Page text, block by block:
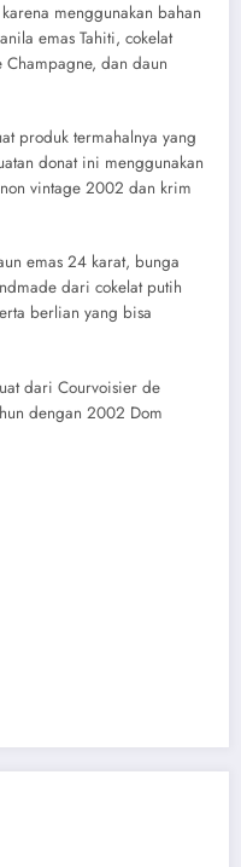
menggunakan bahan
emas Tahiti, cokelat
Champagne, dan daun
produk termahalnya yang
donat ini menggunakan
vintage 2002 dan krim
emas 24 karat, bunga
dari cokelat putih
berlian yang bisa
dari Courvoisier de
dengan 2002 Dom